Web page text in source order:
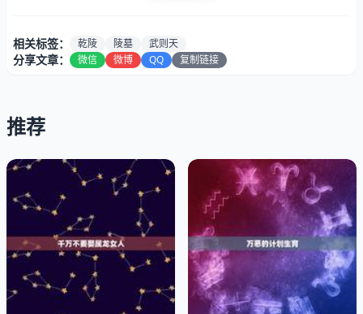
5、武则天的陵墓挖掘了吗？
武则天的合葬墓。秦汉以后，皇帝、皇后多不合葬，而乾陵
相关标签： 乾陵 陵墓 武则天
分享文章： 微信 微博 QQ 复制链接
推荐